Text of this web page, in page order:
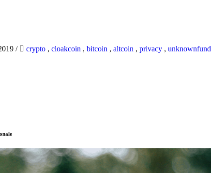
/ crypto , cloakcoin , bitcoin , altcoin , privacy , unknownfund